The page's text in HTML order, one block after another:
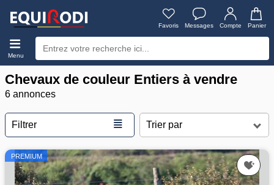
Favoris Messages Compte Panier
Menu
Chevaux de couleur Entiers à vendre
6 annonces
Filtrer ≣
PREMIUM